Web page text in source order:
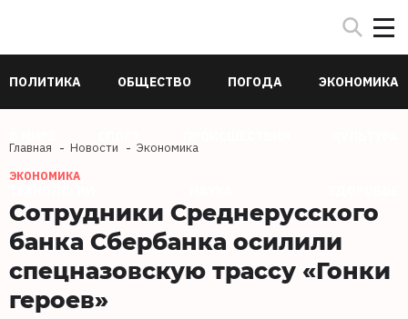
ПОЛИТИКА ОБЩЕСТВО ПОГОДА ЭКОНОМИКА
Главная Новости Экономика
ЭКОНОМИКА
Сотрудники Среднерусского
банка Сбербанка осилили
спецназовскую трассу «Гонки
героев»